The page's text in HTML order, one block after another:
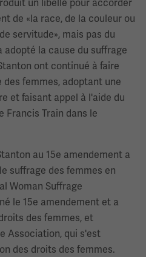
un libellé pour accorder
de «la race, de la couleur ou
servitude», mais pas du
adopté la cause du suffrage
ont continué à faire
femmes, adoptant une
et faisant appel à l'aide du
Francis Train dans le
au 15e amendement a
suffrage des femmes en
Woman Suffrage
le 15e amendement et a
des femmes, et
Association, qui s'est
des droits des femmes.